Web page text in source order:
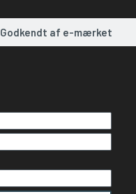
Godkendt af e-mærket